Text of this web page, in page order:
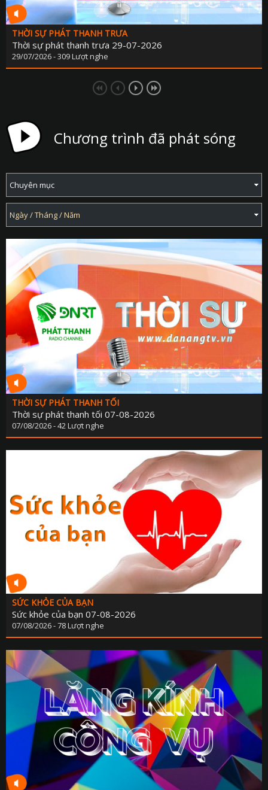
THỜI SỰ PHÁT THANH TRƯA
Thời sự phát thanh trưa 29-07-2026
29/07/2026 - 309 Lượt nghe
Chương trình đã phát sóng
THỜI SỰ PHÁT THANH TỐI
Thời sự phát thanh tối 07-08-2026
07/08/2026 - 42 Lượt nghe
SỨC KHỎE CỦA BẠN
Sức khỏe của bạn 07-08-2026
07/08/2026 - 78 Lượt nghe